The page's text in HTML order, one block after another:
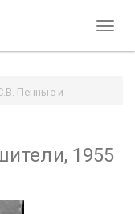
Пенные и
1955